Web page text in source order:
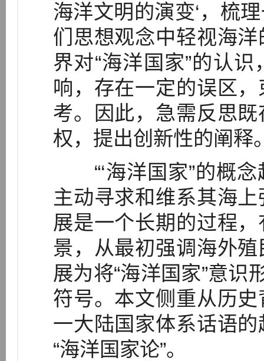
海洋文明的演变‘，梳
们思想观念中轻视海
界对“海洋国家”的认
响，存在一定的误区
考。因此，急需反思
权，提出创新性的阐释
“‘海洋国家”的概念
主动寻求和维系其海
展是一个长期的过程
景，从最初强调海外
展为将“海洋国家”意识
符号。本文侧重从历
一大陆国家体系话语
“海洋国家论”。